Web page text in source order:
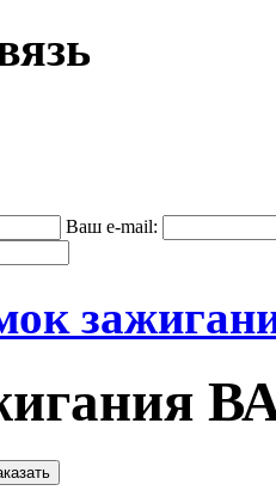
Ваш e-mail: